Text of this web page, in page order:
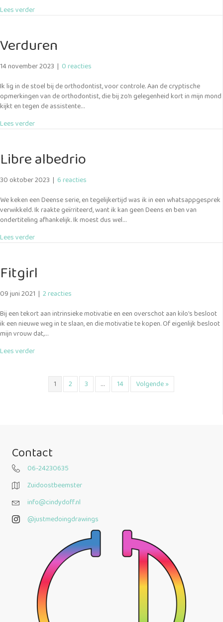
Lees verderabout Falafel
Verduren
14 november 2023 | 0 reacties
Ik lig in de stoel bij de orthodontist, voor controle. Aan de cryptische
opmerkingen van de orthodontist, die bij zo’n gelegenheid kort in mijn mond
kijkt en tegen de assistente…
Lees verderabout Verduren
Libre albedrio
30 oktober 2023 | 6 reacties
We keken een Deense serie, en tegelijkertijd was ik in een whatsappgesprek
verwikkeld. Ik raakte geïrriteerd, want ik kan geen Deens en ben van
ondertiteling afhankelijk. Ik moest dus wel…
Lees verderabout Libre albedrio
Fitgirl
09 juni 2021 | 2 reacties
Bij een tekort aan intrinsieke motivatie en een overschot aan kilo’s besloot
ik een nieuwe weg in te slaan, en die motivatie te kopen. Of eigenlijk besloot
mijn vrouw dat,…
Lees verderabout Fitgirl
1 2 3 … 14 Volgende »
Contact
06-24230635
Zuidoostbeemster
info@cindydoff.nl
@justmedoingdrawings
@justmedoingdrawings